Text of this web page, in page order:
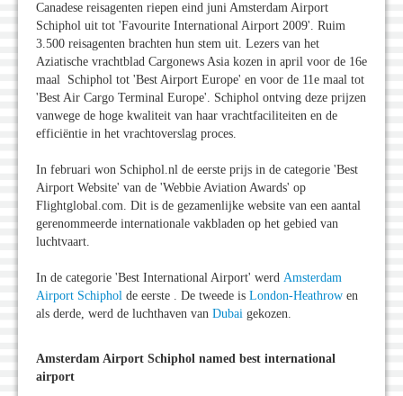
Canadese reisagenten riepen eind juni Amsterdam Airport
Schiphol uit tot 'Favourite International Airport 2009'. Ruim
3.500 reisagenten brachten hun stem uit. Lezers van het
Aziatische vrachtblad Cargonews Asia kozen in april voor de 16e
maal Schiphol tot 'Best Airport Europe' en voor de 11e maal tot
'Best Air Cargo Terminal Europe'. Schiphol ontving deze prijzen
vanwege de hoge kwaliteit van haar vrachtfaciliteiten en de
efficiëntie in het vrachtoverslag proces.
In februari won Schiphol.nl de eerste prijs in de categorie 'Best
Airport Website' van de 'Webbie Aviation Awards' op
Flightglobal.com. Dit is de gezamenlijke website van een aantal
gerenommeerde internationale vakbladen op het gebied van
luchtvaart.
In de categorie 'Best International Airport' werd Amsterdam
Airport Schiphol de eerste . De tweede is London-Heathrow en
als derde, werd de luchthaven van Dubai gekozen.
Amsterdam Airport Schiphol named best international
airport